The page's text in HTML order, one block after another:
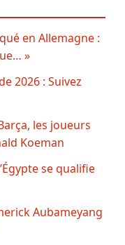
en Allemagne :
»
2026 : Suivez
les joueurs
Koeman
se qualifie
Aubameyang